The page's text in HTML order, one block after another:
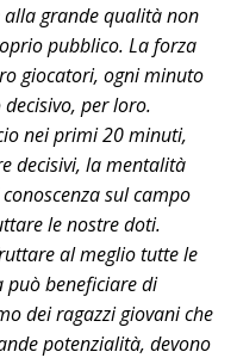
grande qualità non
pubblico. La forza
giocatori, ogni minuto
per loro.
nei primi 20 minuti,
decisivi, la mentalità
sul campo
le nostre doti.
al meglio tutte le
può beneficiare di
dei ragazzi giovani che
potenzialità, devono